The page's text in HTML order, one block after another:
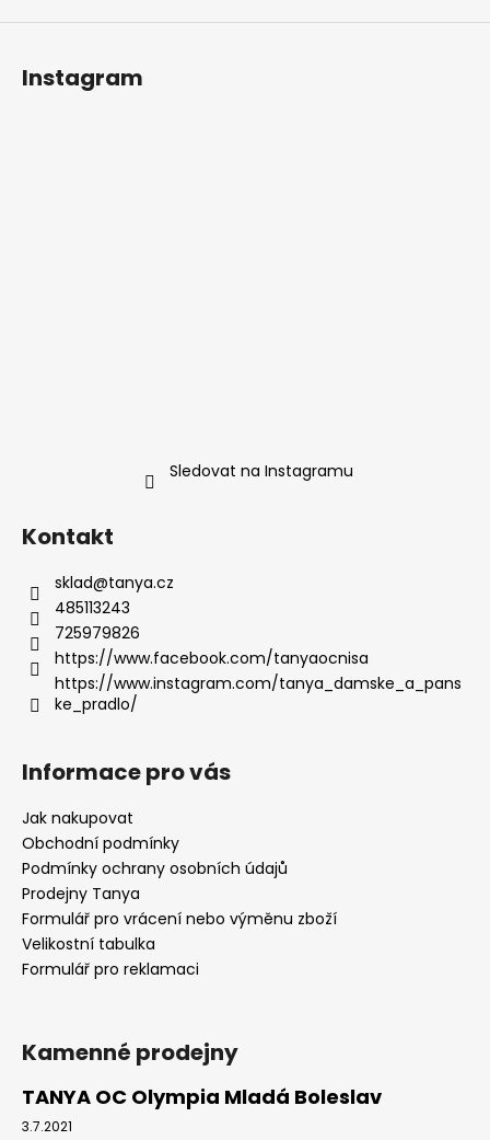
Instagram
Sledovat na Instagramu
Kontakt
sklad@tanya.cz
485113243
725979826
https://www.facebook.com/tanyaocnisa
https://www.instagram.com/tanya_damske_a_pans
ke_pradlo/
Informace pro vás
Jak nakupovat
Obchodní podmínky
Podmínky ochrany osobních údajů
Prodejny Tanya
Formulář pro vrácení nebo výměnu zboží
Velikostní tabulka
Formulář pro reklamaci
Kamenné prodejny
TANYA OC Olympia Mladá Boleslav
3.7.2021